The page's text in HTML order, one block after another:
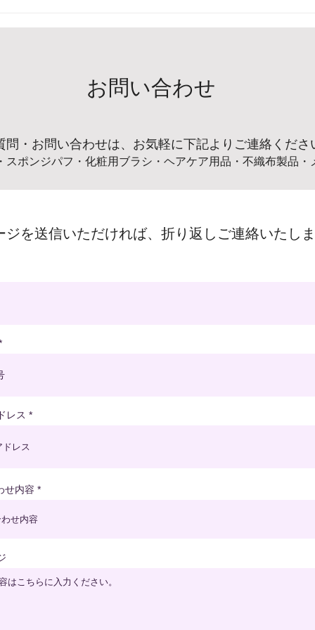
お問い合わせ
問・お問い合わせは、お気軽に下記よりご連絡くださ
スポンジパフ・化粧用ブラシ ・ヘアケア用品・不織布製品・
ジを送信いただければ、折り返しご連絡いたしま
レス
せ内容